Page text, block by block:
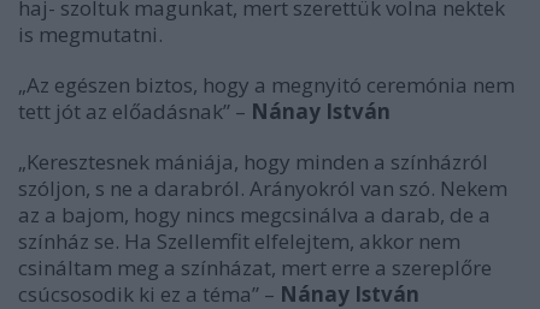
haj- szoltuk magunkat, mert szerettük volna nektek
is megmutatni.
„Az egészen biztos, hogy a megnyitó ceremónia nem
tett jót az előadásnak” – Nánay István
„Keresztesnek mániája, hogy minden a színházról
szóljon, s ne a darabról. Arányokról van szó. Nekem
az a bajom, hogy nincs megcsinálva a darab, de a
színház se. Ha Szellemfit elfelejtem, akkor nem
csináltam meg a színházat, mert erre a szereplőre
csúcsosodik ki ez a téma” – Nánay István